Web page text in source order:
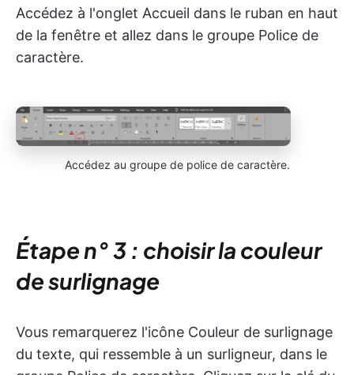
Accédez à l'onglet Accueil dans le ruban en haut
de la fenêtre et allez dans le groupe Police de
caractère.
Accédez au groupe de police de caractère.
Étape n° 3 : choisir la couleur
de surlignage
Vous remarquerez l'icône Couleur de surlignage
du texte, qui ressemble à un surligneur, dans le